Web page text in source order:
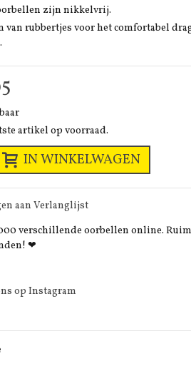
zijn nikkelvrij.
van rubbertjes voor het comfortabel
artikel op voorraad.
IN WINKELWAGEN
aan Verlanglijst
verschillende oorbellen online.
❤
op Instagram